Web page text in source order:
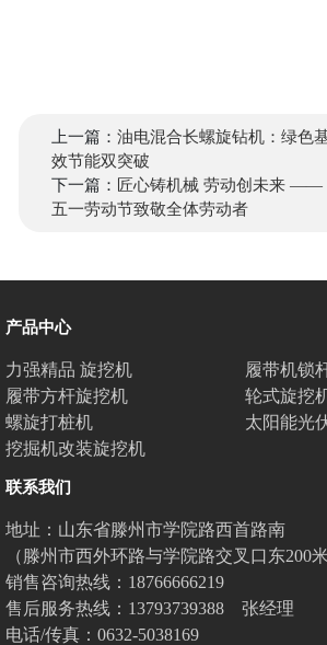
上一篇： 油电混合长螺旋钻机：绿色
效节能双突破
下一篇： 匠心铸机械 劳动创未来 ——
五一劳动节致敬全体劳动者
产品中心
力强精品 旋挖机
履带机锁
履带方杆旋挖机
轮式旋挖
螺旋打桩机
太阳能光
挖掘机改装旋挖机
联系我们
地址：山东省滕州市学院路西首路南
（滕州市西外环路与学院路交叉口东200米
销售咨询热线：18766666219
售后服务热线：13793739388 张经理
电话/传真：0632-5038169